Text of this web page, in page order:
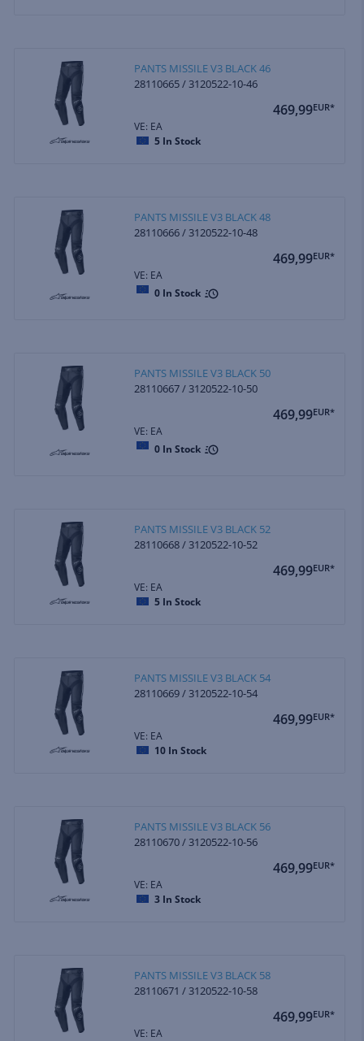
PANTS MISSILE V3 BLACK 46
28110665 / 3120522-10-46
469,99EUR*
VE: EA
5 In Stock
PANTS MISSILE V3 BLACK 48
28110666 / 3120522-10-48
469,99EUR*
VE: EA
0 In Stock
PANTS MISSILE V3 BLACK 50
28110667 / 3120522-10-50
469,99EUR*
VE: EA
0 In Stock
PANTS MISSILE V3 BLACK 52
28110668 / 3120522-10-52
469,99EUR*
VE: EA
5 In Stock
PANTS MISSILE V3 BLACK 54
28110669 / 3120522-10-54
469,99EUR*
VE: EA
10 In Stock
PANTS MISSILE V3 BLACK 56
28110670 / 3120522-10-56
469,99EUR*
VE: EA
3 In Stock
PANTS MISSILE V3 BLACK 58
28110671 / 3120522-10-58
469,99EUR*
VE: EA